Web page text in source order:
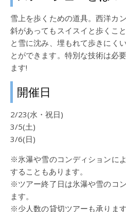
雪上を歩くための道具。西洋カ
斜があってもスイスイと歩くこ
と雪に沈み、埋もれて歩きにく
とができます。特別な技術は必
ます!
開催日
2/23(水・祝日)
3/5(土)
3/6(日)
※氷瀑や雪のコンディションに
することもあります。
※ツアー終了日は氷瀑や雪のコ
ます。
※少人数の貸切ツアーも承りま